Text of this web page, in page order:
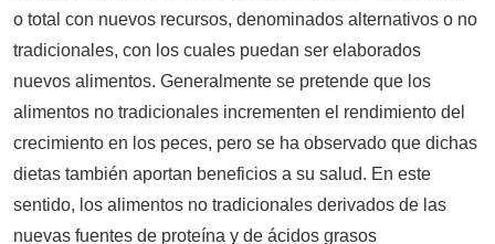
o total con nuevos recursos, denominados alternativos o no
tradicionales, con los cuales puedan ser elaborados
nuevos alimentos. Generalmente se pretende que los
alimentos no tradicionales incrementen el rendimiento del
crecimiento en los peces, pero se ha observado que dichas
dietas también aportan beneficios a su salud. En este
sentido, los alimentos no tradicionales derivados de las
nuevas fuentes de proteína y de ácidos grasos